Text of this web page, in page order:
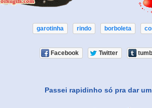
garotinha rindo borboleta
Facebook Twitter
Passei rapidinho só pra dar